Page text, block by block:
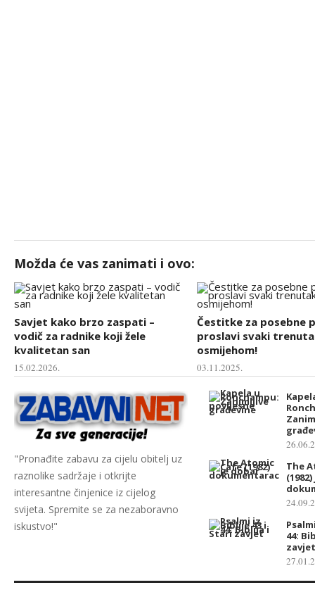
Možda će vas zanimati i ovo:
Savjet kako brzo zaspati –
vodič za radnike koji žele
kvalitetan san
15.02.2026.
Čestitke za posebne
proslavi svaki
osmijehom!
03.11.2025.
"Pronađite zabavu za cijelu obitelj uz
raznolike sadržaje i otkrijte
interesantne činjenice iz cijelog
svijeta. Spremite se za nezaboravno
iskustvo!"
The
44:
zavjet